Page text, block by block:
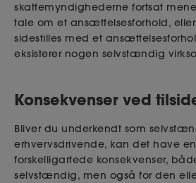
skattemyndighederne fortsat
tale om et ansættelsesforhold,
sidestilles med et
eksisterer nogen selvstændig
Konsekvenser ved
Bliver du underkendt som
erhvervsdrivende, kan det have
forskelligartede konsekvenser,
selvstændig, men også for den